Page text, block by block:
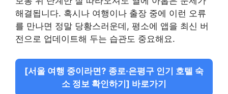
해결됩니다. 혹시나 여행이나 출장 중에 이런 오류
를 만나면 정말 당황스러운데, 평소에 앱을 최신 버
전으로 업데이트해 두는 습관도 중요해요.
[서울 여행 중이라면? 종로·은평구 인기 호텔 숙
소 정보 확인하기] 바로가기